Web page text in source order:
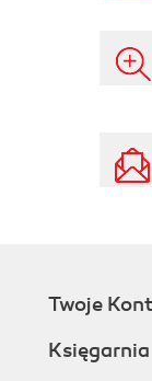
Twoje
Księgarnia